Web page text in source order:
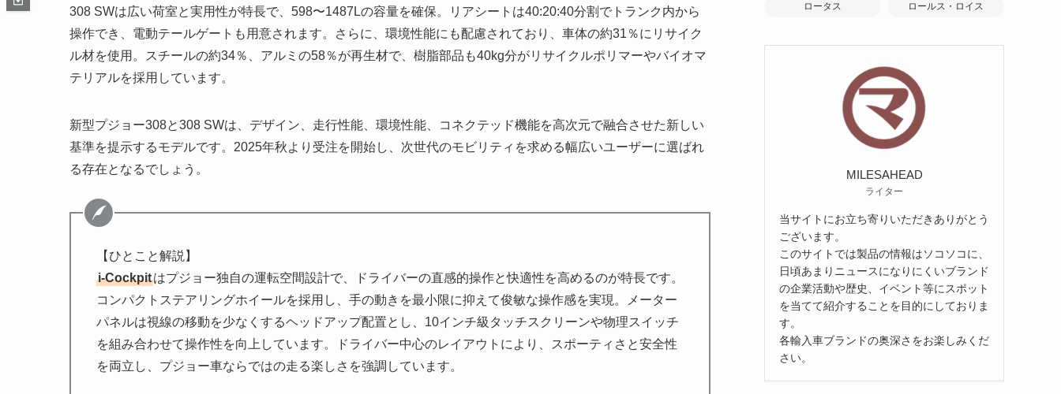
308 SWは広い荷室と実用性が特長で、598〜1487Lの容量を確保。リアシートは40:20:40分割でトランク内から
操作でき、電動テールゲートも用意されます。さらに、環境性能にも配慮されており、車体の約31％にリサイク
ル材を使用。スチールの約34％、アルミの58％が再生材で、樹脂部品も40kg分がリサイクルポリマーやバイオマ
テリアルを採用しています。
新型プジョー308と308 SWは、デザイン、走行性能、環境性能、コネクテッド機能を高次元で融合させた新しい
基準を提示するモデルです。2025年秋より受注を開始し、次世代のモビリティを求める幅広いユーザーに選ばれ
る存在となるでしょう。
【ひとこと解説】
i-Cockpitはプジョー独自の運転空間設計で、ドライバーの直感的操作と快適性を高めるのが特長です。
コンパクトステアリングホイールを採用し、手の動きを最小限に抑えて俊敏な操作感を実現。メーター
パネルは視線の移動を少なくするヘッドアップ配置とし、10インチ級タッチスクリーンや物理スイッチ
を組み合わせて操作性を向上しています。ドライバー中心のレイアウトにより、スポーティさと安全性
を両立し、プジョー車ならではの走る楽しさを強調しています。
ロータス ロールス・ロイス
MILESAHEAD
ライター
当サイトにお立ち寄りいただきありがとう
ございます。
このサイトでは製品の情報はソコソコに、
日頃あまりニュースになりにくいブランド
の企業活動や歴史、イベント等にスポット
を当てて紹介することを目的にしておりま
す。
各輸入車ブランドの奥深さをお楽しみくだ
さい。